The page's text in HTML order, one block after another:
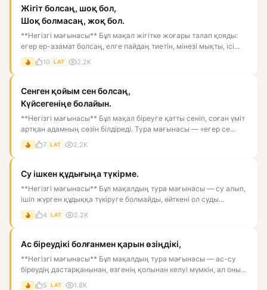
Жігіт болсаң, шоқ бол,
Шоқ болмасаң, жоқ бол.
**Негізгі мағынасы** Бұл мақал жігітке жоғары талап қояды:
егер ер-азамат болсаң, елге пайдаң тиетін, мінезі мықты, ісі...
10 LAT 2.2K
Сенген қойым сен болсаң,
Күйсегеніңе болайын.
**Негізгі мағынасы** Бұл мақал біреуге қатты сеніп, соған үміт
артқан адамның сөзін білдіреді. Тура мағынасы — «егер се...
7 LAT 2.2K
Су ішкен құдығыңа түкірме.
**Негізгі мағынасы** Бұл мақалдың тура мағынасы — су алып,
ішіп жүрген құдыққа түкіруге болмайды, өйткені ол суды
ластай...
4 LAT 2.2K
Ас біреудікі болғанмен қарын өзіңдікі,
**Негізгі мағынасы** Бұл мақалдың тура мағынасы — ас-су
біреудің дастарқанынан, өзгенің қолынан келуі мүмкін, ал оны
қор...
5 LAT 1.8K